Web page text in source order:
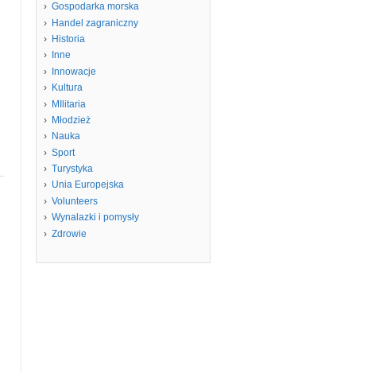
Gospodarka morska
Handel zagraniczny
Historia
Inne
Innowacje
Kultura
MIlitaria
Młodzież
Nauka
Sport
Turystyka
Unia Europejska
Volunteers
Wynalazki i pomysły
Zdrowie